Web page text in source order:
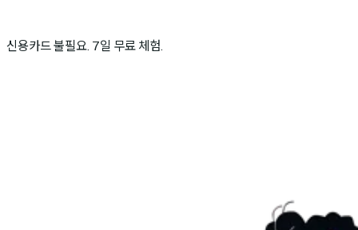
신용카드 불필요. 7일 무료 체험.